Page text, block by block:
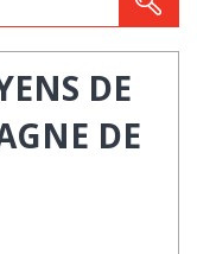
DE
DE